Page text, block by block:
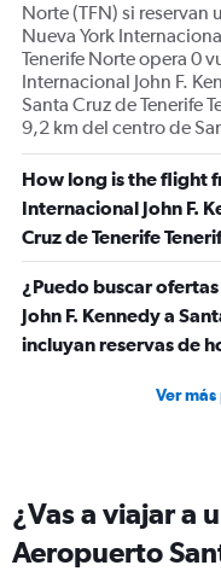
Norte (TFN) si reservan
Nueva York
Tenerife Norte opera 0
Internacional John F.
Santa Cruz de Tenerife
9,2 km del centro de
How long is the flight
Internacional John F.
Cruz de Tenerife
¿Puedo buscar
John F. Kennedy a
incluyan reservas de
Ver
¿Vas a viajar a
Aeropuerto